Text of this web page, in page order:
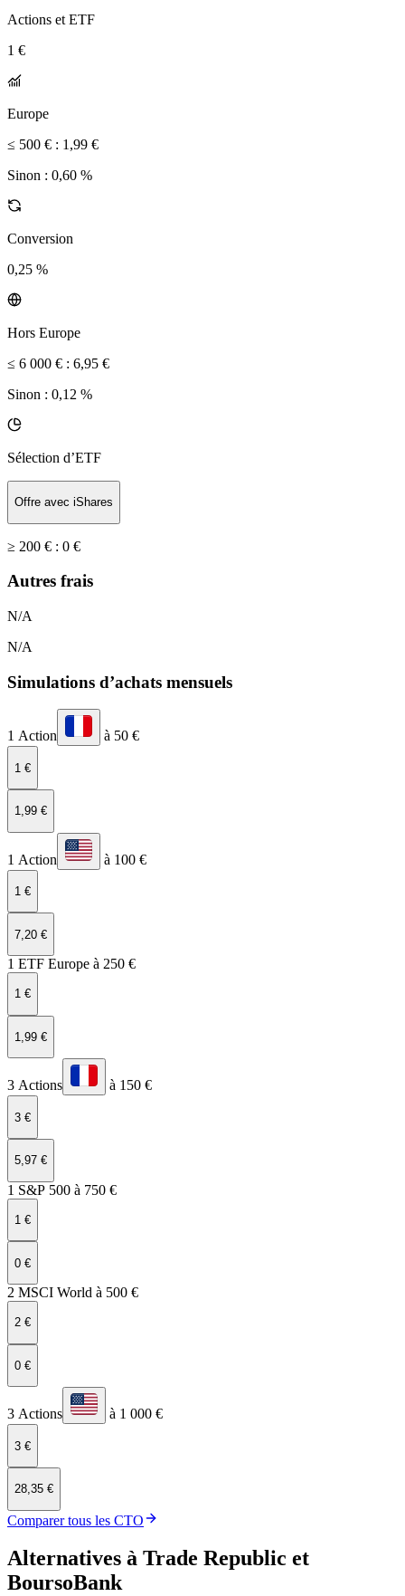
Actions et ETF
1 €
Europe
≤ 500 € : 1,99 €
Sinon : 0,60 %
Conversion
0,25 %
Hors Europe
≤ 6 000 € : 6,95 €
Sinon : 0,12 %
Sélection d’ETF
Offre avec iShares
≥ 200 € : 0 €
Autres frais
N/A
N/A
Simulations d’achats mensuels
1 Action à 50 €
1 €
1,99 €
1 Action à 100 €
1 €
7,20 €
1 ETF Europe à 250 €
1 €
1,99 €
3 Actions à 150 €
3 €
5,97 €
1 S&P 500 à 750 €
1 €
0 €
2 MSCI World à 500 €
2 €
0 €
3 Actions à 1 000 €
3 €
28,35 €
Comparer tous les CTO
Alternatives à Trade Republic et
BoursoBank